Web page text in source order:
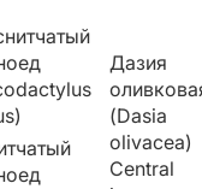
Дазия
(Dasia
olivacea)
Central